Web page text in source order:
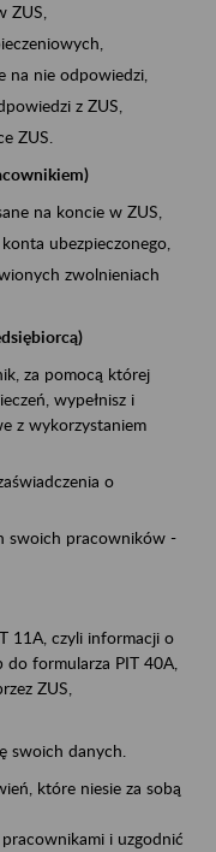
ZUS,
na nie odpowiedzi,
z ZUS,
ZUS.
na koncie w ZUS,
ubezpieczonego,
zwolnieniach
za pomocą której
wypełnisz i
z wykorzystaniem
o
swoich pracowników -
11A, czyli informacji o
formularza PIT 40A,
ZUS,
swoich danych.
które niesie za sobą
i uzgodnić